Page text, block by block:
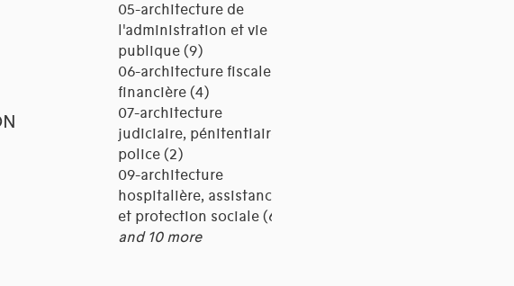
05-architecture de
l'administration et vie
publique (9)
06-architecture fiscale et
financière (4)
07-architecture
judiciaire, pénitentiaire,
police (2)
09-architecture
hospitalière, assistance
et protection sociale (6)
and 10 more